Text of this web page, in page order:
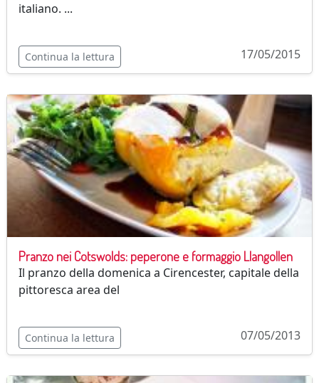
italiano. ...
Continua la lettura 17/05/2015
Pranzo nei Cotswolds: peperone e formaggio Llangollen
Il pranzo della domenica a Cirencester, capitale della
pittoresca area del
Continua la lettura 07/05/2013